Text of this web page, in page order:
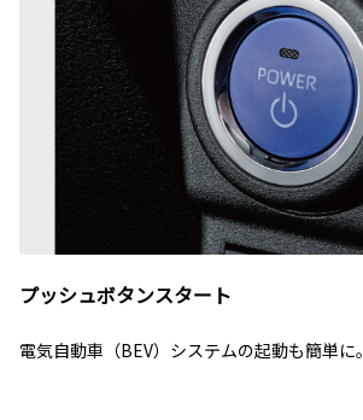
プッシュボタンスタート
電気自動車（BEV）システムの起動も簡単に。